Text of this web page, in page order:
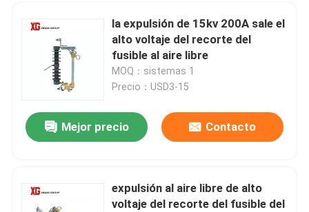
Productos
la expulsión de 15kv 200A sale el
alto voltaje del recorte del
fusible al aire libre
MOQ：sistemas 1
Precio：USD3-15
Mejor precio Contacto
expulsión al aire libre de alto
voltaje del recorte del fusible del